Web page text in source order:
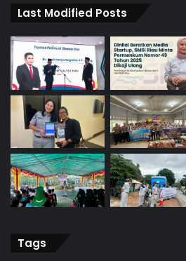
Last Modified Posts
Tags